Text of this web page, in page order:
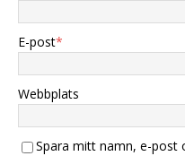
E-post*
Webbplats
Spara mitt namn, e-post